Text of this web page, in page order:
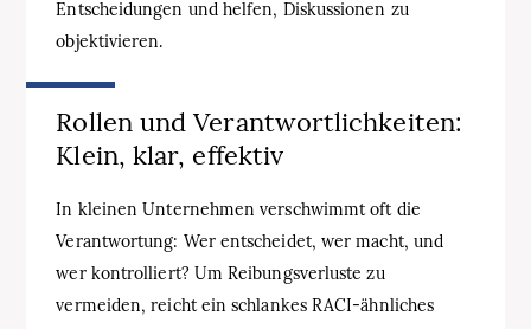
Entscheidungen und helfen, Diskussionen zu
objektivieren.
Rollen und Verantwortlichkeiten:
Klein, klar, effektiv
In kleinen Unternehmen verschwimmt oft die
Verantwortung: Wer entscheidet, wer macht, und
wer kontrolliert? Um Reibungsverluste zu
vermeiden, reicht ein schlankes RACI-ähnliches